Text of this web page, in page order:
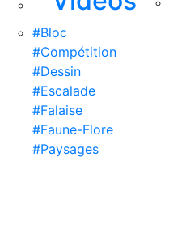
#Bloc
#Compétition
#Dessin
#Escalade
#Falaise
#Faune-Flore
#Paysages